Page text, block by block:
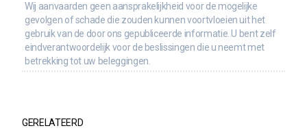
Wij aanvaarden geen aansprakelijkheid voor de mogelijke
gevolgen of schade die zouden kunnen voortvloeien uit het
gebruik van de door ons gepubliceerde informatie. U bent zelf
eindverantwoordelijk voor de beslissingen die u neemt met
betrekking tot uw beleggingen.
GERELATEERD